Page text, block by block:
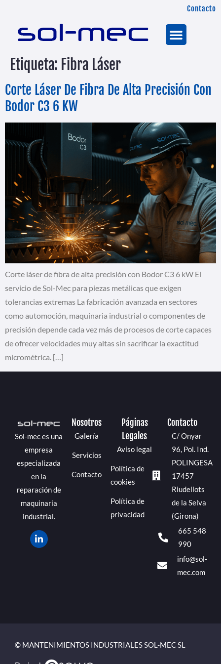
Contacto
Etiqueta: Fibra Láser
Corte Láser De Fibra De Alta Precisión Con
Bodor C3 6 KW
Corte láser de fibra de alta precisión con Bodor C3 6 kW El
servicio de Sol-Mec para piezas metálicas que exigen
tolerancias extremas La fabricación avanzada en sectores
como automoción, maquinaria industrial o componentes de
precisión depende cada vez más de procesos de corte capaces
de ofrecer velocidades muy altas sin sacrificar la exactitud
micrométrica. […]
Sol-mec es una
empresa
especializada
en la
reparación de
maquinaria
industrial.
Nosotros
Galería
Servicios
Contacto
Páginas
Legales
Aviso legal
Política de
cookies
Política de
privacidad
Contacto
C/ Onyar
96, Pol. Ind.
POLINGESA
17457
Riudellots
de la Selva
(Girona)
665 548
990
info@sol-
mec.com
© MANTENIMIENTOS INDUSTRIALES SOL-MEC SL